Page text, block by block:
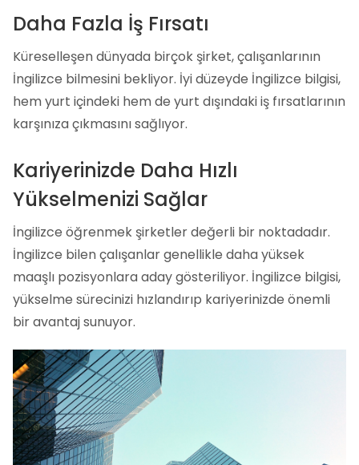
Daha Fazla İş Fırsatı
Küreselleşen dünyada birçok şirket, çalışanlarının
İngilizce bilmesini bekliyor. İyi düzeyde İngilizce bilgisi,
hem yurt içindeki hem de yurt dışındaki iş fırsatlarının
karşınıza çıkmasını sağlıyor.
Kariyerinizde Daha Hızlı
Yükselmenizi Sağlar
İngilizce öğrenmek şirketler değerli bir noktadadır.
İngilizce bilen çalışanlar genellikle daha yüksek
maaşlı pozisyonlara aday gösteriliyor. İngilizce bilgisi,
yükselme sürecinizi hızlandırıp kariyerinizde önemli
bir avantaj sunuyor.